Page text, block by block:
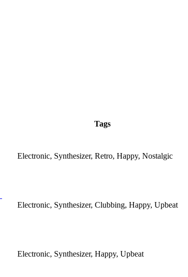
Tags
Electronic, Synthesizer, Retro, Happy, Nostalgic
Electronic, Synthesizer, Clubbing, Happy, Upbeat
Electronic, Synthesizer, Happy, Upbeat